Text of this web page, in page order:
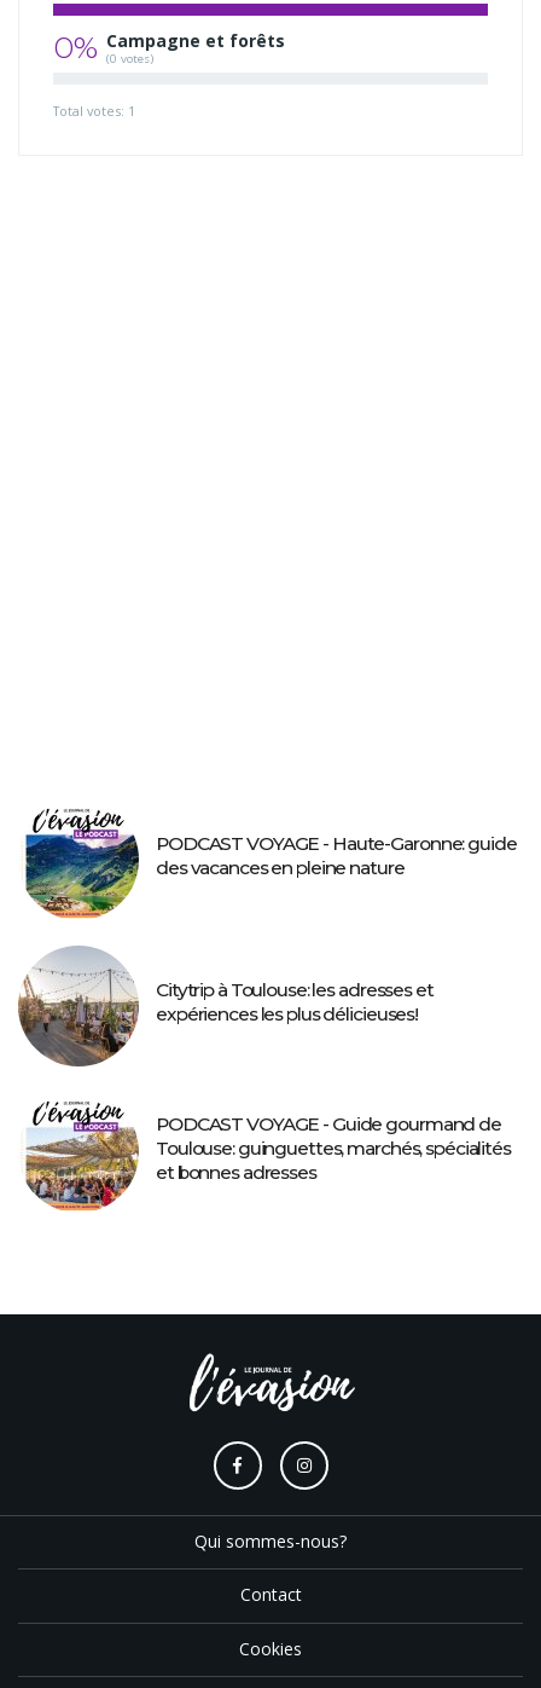
0% Campagne et forêts
(0 votes)
Total votes: 1
PODCAST VOYAGE - Haute-Garonne: guide
des vacances en pleine nature
Citytrip à Toulouse: les adresses et
expériences les plus délicieuses!
PODCAST VOYAGE - Guide gourmand de
Toulouse: guinguettes, marchés, spécialités
et bonnes adresses
Qui sommes-nous?
Contact
Cookies